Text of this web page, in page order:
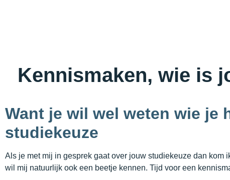
Kennismaken, wie is
Want je wil wel weten wie je
studiekeuze
Als je met mij in gesprek gaat over jouw studiekeuze dan kom
wil mij natuurlijk ook een beetje kennen. Tijd voor een